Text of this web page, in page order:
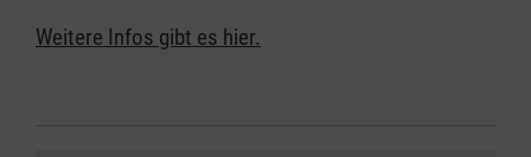
Weitere Infos gibt es hier.